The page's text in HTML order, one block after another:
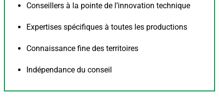
Conseillers à la pointe de l’innovation technique
Expertises spécifiques à toutes les productions
Connaissance fine des territoires
Indépendance du conseil